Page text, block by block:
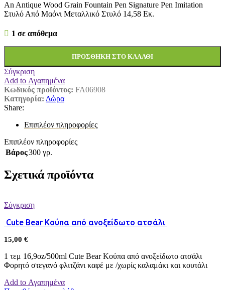
An Antique Wood Grain Fountain Pen Signature Pen Imitation
Στυλό Από Μαόνι Μεταλλικό Στυλό 14,58 Εκ.
1 σε απόθεμα
ΠΡΟΣΘΉΚΗ ΣΤΟ ΚΑΛΆΘΙ
Σύγκριση
Add to Αγαπημένα
Κωδικός προϊόντος: FA06908
Κατηγορία: Δώρα
Share:
Επιπλέον πληροφορίες
Επιπλέον πληροφορίες
Βάρος300 γρ.
Σχετικά προϊόντα
Σύγκριση
Cute Bear Κούπα από ανοξείδωτο ατσάλι
15,00 €
1 τεμ 16,9oz/500ml Cute Bear Κούπα από ανοξείδωτο ατσάλι
Φορητό στεγανό φλιτζάνι καφέ με /χωρίς καλαμάκι και κουτάλι
Add to Αγαπημένα